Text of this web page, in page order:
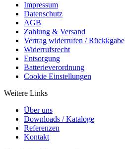
Impressum
Datenschutz
AGB
Zahlung & Versand
Vertrag widerrufen / Rückkgabe
Widerrufsrecht
Entsorgung
Batterieverordnung
Cookie Einstellungen
Weitere Links
Über uns
Downloads / Kataloge
Referenzen
Kontakt